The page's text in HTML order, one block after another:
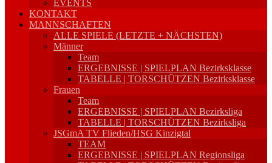
EVENTS
KONTAKT
MANNSCHAFTEN
ALLE SPIELE (LETZTE + NÄCHSTEN)
Männer
Team
ERGEBNISSE | SPIELPLAN Bezirksklasse
TABELLE | TORSCHÜTZEN Bezirksklasse
Frauen
Team
ERGEBNISSE | SPIELPLAN Bezirksliga
TABELLE | TORSCHÜTZEN Bezirksliga
JSGmA TV Flieden/HSG Kinzigtal
TEAM
ERGEBNISSE | SPIELPLAN Regionsliga